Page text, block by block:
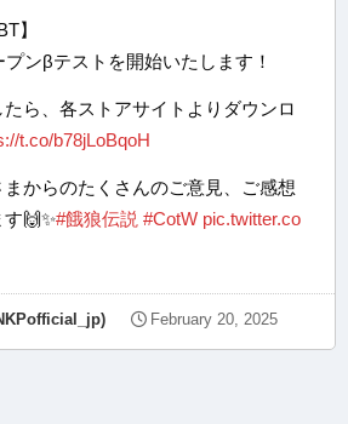
】
ンβテストを開始いたします！
ら、各ストアサイトよりダウンロ
t.co/b78jLoBqoH
からのたくさんのご意見、ご感想
🙌✨#餓狼伝説 #CotW pic.twitter.co
February 20, 2025